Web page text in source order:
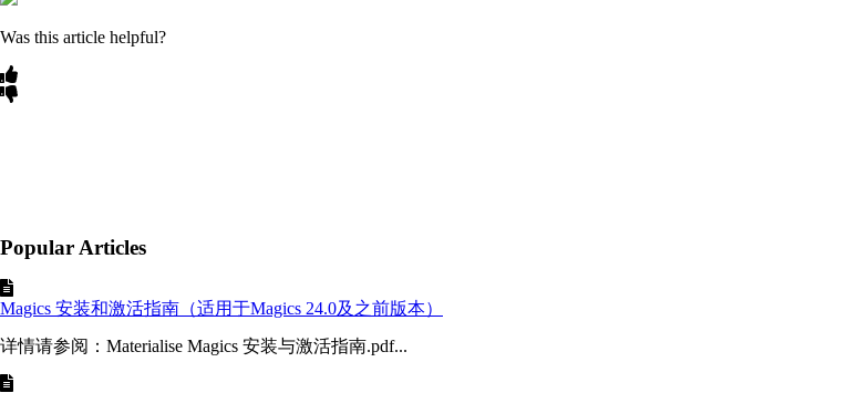
Was this article helpful?
Popular Articles
Magics 安装和激活指南（适用于Magics 24.0及之前版本）
详情请参阅：Materialise Magics 安装与激活指南.pdf...